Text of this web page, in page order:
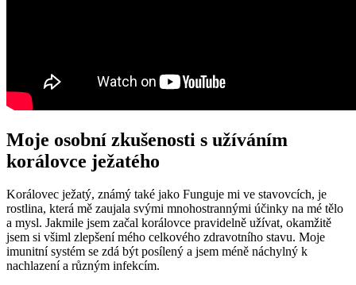
Moje osobní zkušenosti s užíváním
korálovce ježatého
Korálovec ježatý, známý také jako Funguje mi ve stavovcích, je
rostlina, která mě zaujala svými mnohostrannými účinky na mé tělo
a mysl. Jakmile jsem začal korálovce pravidelně užívat, okamžitě
jsem si všiml zlepšení mého celkového zdravotního stavu. Moje
imunitní systém se zdá být posílený a jsem méně náchylný k
nachlazení a různým infekcím.